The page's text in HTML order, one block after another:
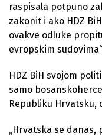
raspisala potpuno
zakonit i ako HDZ
ovakve odluke
evropskim
HDZ BiH svojom
samo
Republiku Hrvatsku,
„Hrvatska se